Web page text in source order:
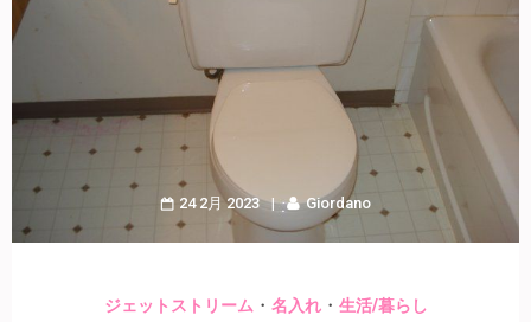
24 2月 2023 Giordano
ジェットストリーム・ 名入れ・ 生活/暮らし